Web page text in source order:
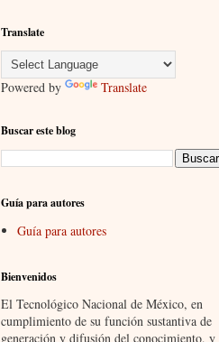
Translate
Powered by Translate
Buscar este blog
Guía para autores
Guía para autores
Bienvenidos
El Tecnológico Nacional de México, en
cumplimiento de su función sustantiva de
generación y difusión del conocimiento, y